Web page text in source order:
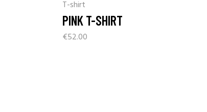
T-shirt
PINK T-SHIRT
€52.00